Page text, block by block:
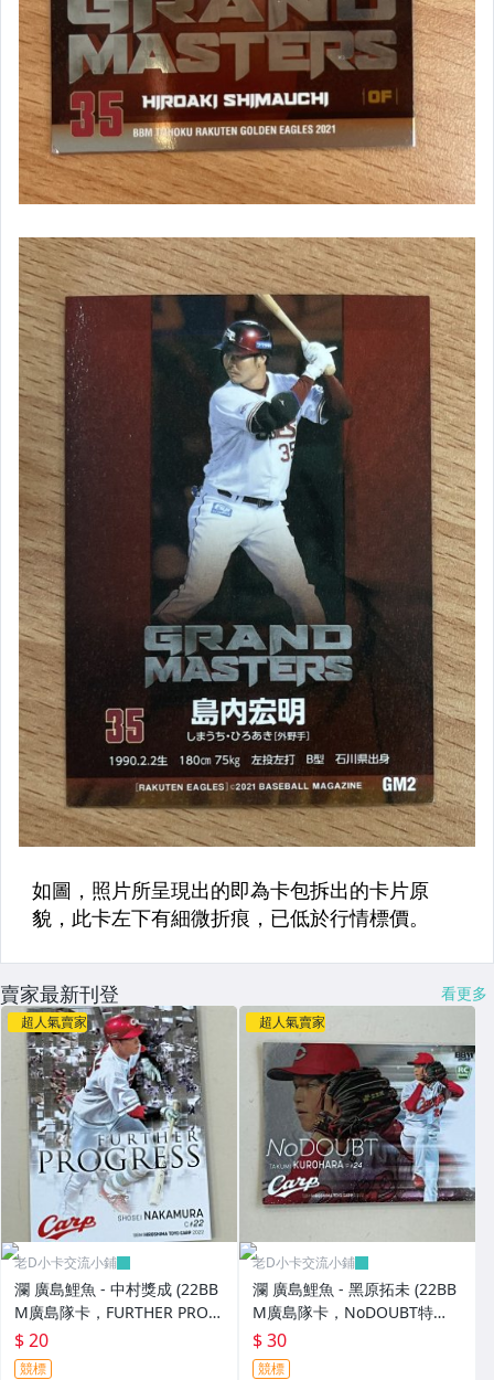
賣家最新刊登 看更多
超人氣賣家
老D小卡交流小鋪
瀾 廣島鯉魚 - 中村獎成 (22BB
M廣島隊卡，FURTHER PROG
RESS特卡，NO.FP2)
$ 20
競標
超人氣賣家
老D小卡交流小鋪
瀾 廣島鯉魚 - 黑原拓未 (22BB
M廣島隊卡，NoDOUBT特
卡，NO.ND1) RC新人卡
$ 30
競標